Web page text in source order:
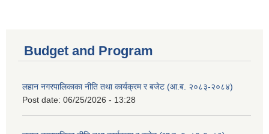
Budget and Program
लहान नगरपालिकाका नीति तथा कार्यक्रम र बजेट (आ.ब. २०८३-२०८४)
Post date: 06/25/2026 - 13:28